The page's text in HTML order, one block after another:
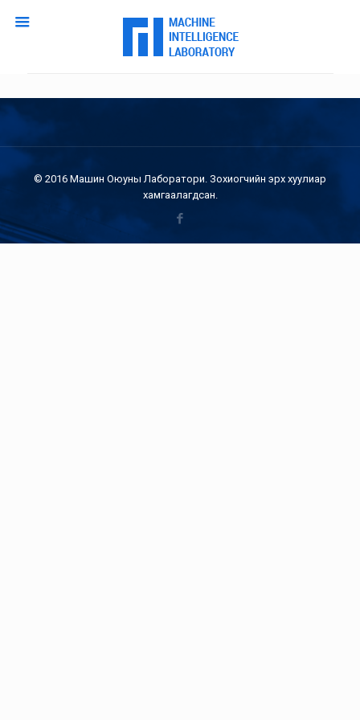
© 2016 Машин Оюуны Лаборатори. Зохиогчийн эрх хуулиар
хамгаалагдсан.